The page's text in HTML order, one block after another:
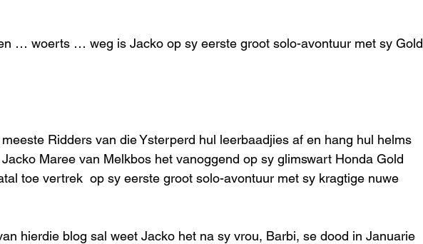
… woerts … weg is Jacko op sy eerste groot solo-avontuur met sy Gold
Ridders van die Ysterperd hul leerbaadjies af en hang hul helms
Maree van Melkbos het vanoggend op sy glimswart Honda Gold
toe vertrek  op sy eerste groot solo-avontuur met sy kragtige nuwe
hierdie blog sal weet Jacko het na sy vrou, Barbi, se dood in Januarie